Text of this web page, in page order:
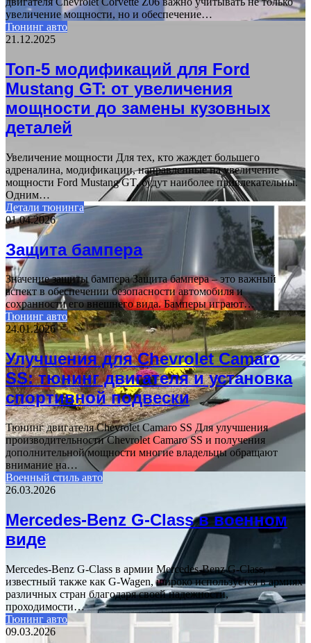
увеличение мощности, но и обеспечение…
Тюнинг авто
21.12.2025
Топ-5 модификаций для Ford
Mustang GT: от увеличения
мощности до замены кузовных
деталей
Увеличение мощности Для тех, кто жаждет большего
адреналина, модификации, направленные на увеличение
мощности Ford Mustang GT, будут наиболее привлекательны.
Одним…
Детали тюнинга
01.04.2026
Защита бампера
Значение защиты бампера Защита бампера – это важный
аспект в обеспечении безопасности автомобиля и
сохранности его внешнего вида. Бамперы играют…
Тюнинг авто
24.01.2026
Улучшения для Chevrolet Camaro
SS: тюнинг двигателя и установка
спортивной подвески
Тюнинг двигателя Chevrolet Camaro SS Для улучшения
производительности Chevrolet Camaro SS и получения
дополнительной мощности многие владельцы обращают
внимание на…
Военный стиль авто
26.03.2026
Mercedes-Benz G-Class в военном
виде
Mercedes-Benz G-Class в армии Mercedes-Benz G-Class,
известный также как G-Wagen, широко используется в армиях
различных стран благодаря своей надежности,
проходимости…
Тюнинг авто
09.03.2026